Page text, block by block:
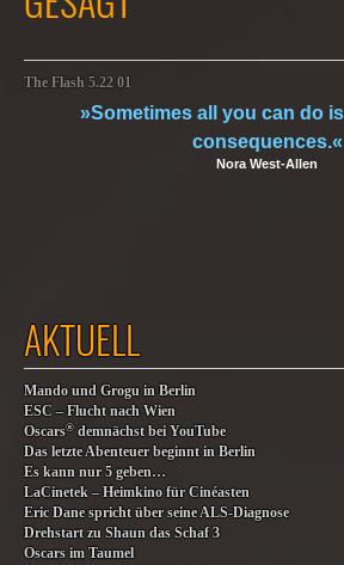
The Flash 5.22 01
»Sometimes all you can do
consequences.«
Nora West-Allen
AKTUELL
Mando und Grogu in Berlin
ESC – Flucht nach Wien
Oscars® demnächst bei YouTube
Das letzte Abenteuer beginnt in Berlin
Es kann nur 5 geben…
LaCinetek – Heimkino für Cinéasten
Eric Dane spricht über seine ALS-Diagnose
Drehstart zu Shaun das Schaf 3
Oscars im Taumel